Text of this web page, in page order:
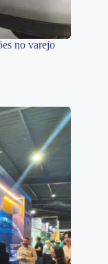
no varejo